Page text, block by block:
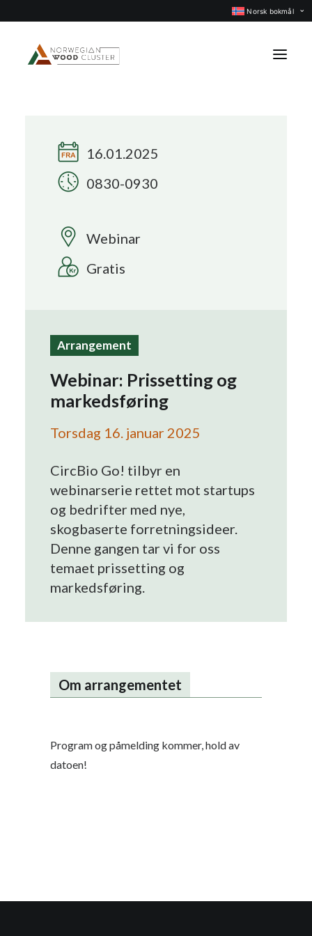
Norsk bokmål
Arrangementer
Prosjekter
Medlemmer
Om oss
Search
16.01.2025
0830-0930
Webinar
Gratis
Arrangement
Webinar: Prissetting og
markedsføring
Torsdag 16. januar 2025
CircBio Go! tilbyr en
webinarserie rettet mot startups
og bedrifter med nye,
skogbaserte forretningsideer.
Denne gangen tar vi for oss
temaet prissetting og
markedsføring.
Om arrangementet
Program og påmelding kommer, hold av
datoen!